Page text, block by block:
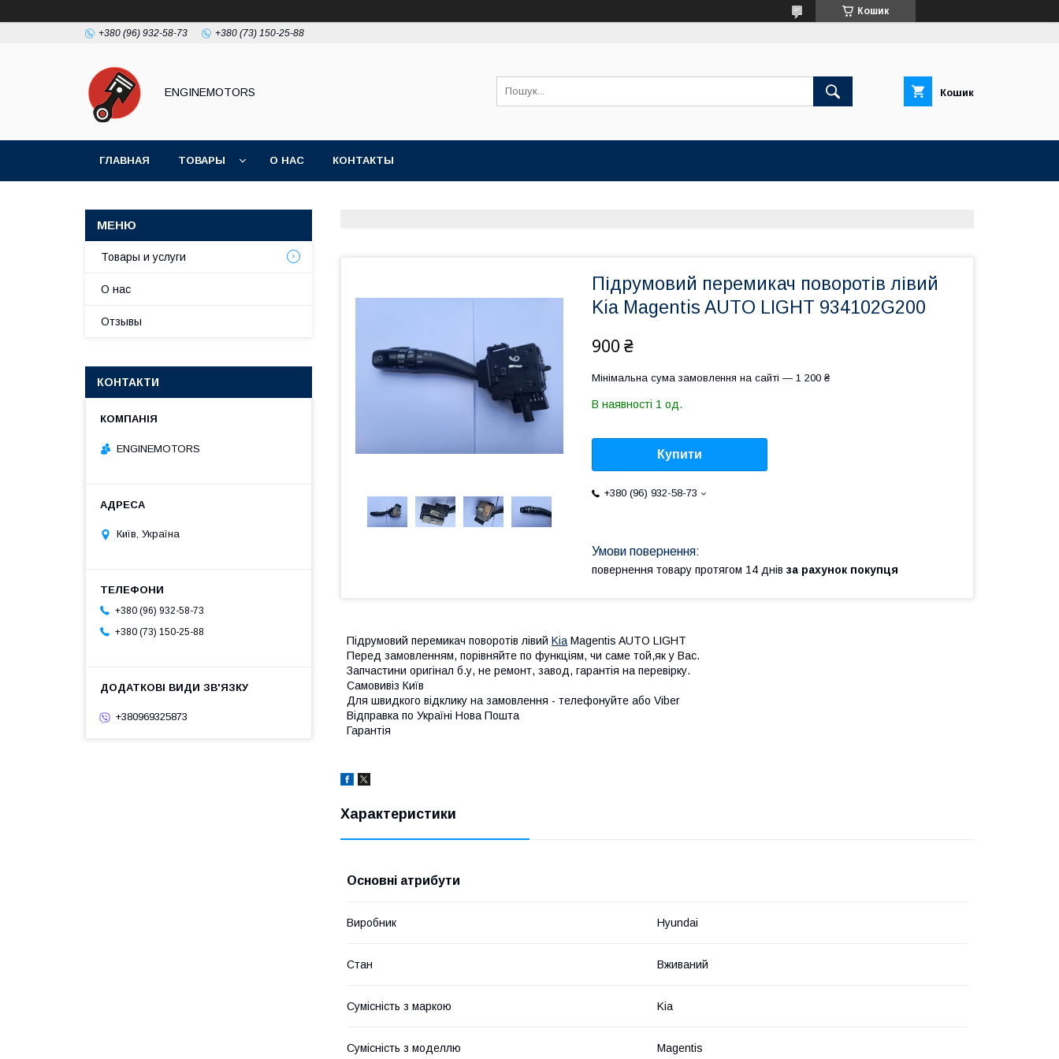
Кошик
+380 (96) 932-58-73 +380 (73) 150-25-88
ENGINEMOTORS Кошик
ГЛАВНАЯ ТОВАРЫ О НАС КОНТАКТЫ
Підрумовий перемикач поворотів лівий
Kia Magentis AUTO LIGHT 934102G200
900 ₴
Мінімальна сума замовлення на сайті — 1 200 ₴
В наявності 1 од.
Купити
+380 (96) 932-58-73
повернення товару протягом 14 днів за рахунок покупця
Підрумовий перемикач поворотів лівий Kia Magentis AUTO LIGHT
Перед замовленням, порівняйте по функціям, чи саме той,як у Вас.
Запчастини оригінал б.у, не ремонт, завод, гарантія на перевірку.
Самовивіз Київ
Для швидкого відклику на замовлення - телефонуйте або Viber
Відправка по Україні Нова Пошта
Гарантія
Характеристики
Основні атрибути
Виробник Hyundai
Стан Вживаний
Сумісність з маркою Kia
Сумісність з моделлю Magentis
Товары и услуги
О нас
Отзывы
КОНТАКТИ
ENGINEMOTORS
Київ, Україна
+380 (96) 932-58-73
+380 (73) 150-25-88
+380969325873